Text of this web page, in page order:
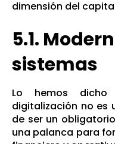
dimensión del
5.1.
sistemas
Lo hemos
digitalización no es
de ser un
una palanca para